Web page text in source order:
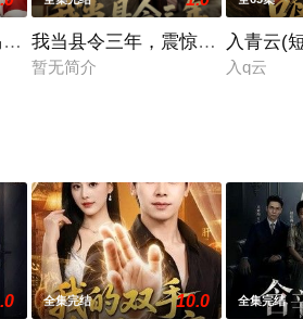
就假戏真做了
我当县令三年，震惊了女帝
暂无简介
入青云(
入q云
全集完结 10.0 全集完结